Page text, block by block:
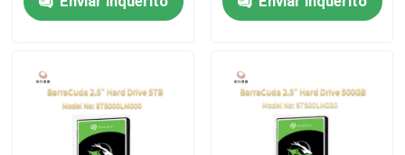
Visita à fábrica